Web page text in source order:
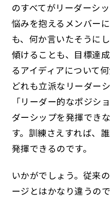
のすべてがリーダーシ
悩みを抱えるメンバー
も、何か言いたそうに
傾けることも、目標達
るアイディアについて
どれも立派なリーダー
「リーダー的なポジシ
ダーシップを発揮でき
す。訓練さえすれば、
発揮できるのです。
いかがでしょう。従来
ージとはかなり違うの